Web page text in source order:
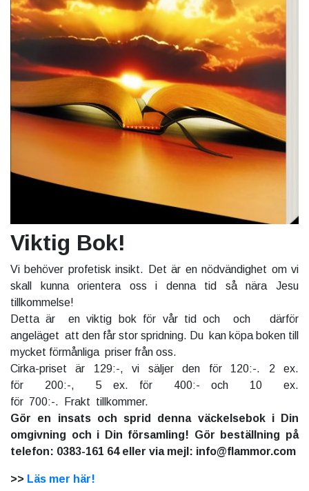
Viktig Bok!
Vi behöver profetisk insikt. Det är en nödvändighet om vi
skall kunna orientera oss i denna tid så nära Jesu
tillkommelse!
Detta är en viktig bok för vår tid och och därför
angeläget att den får stor spridning. Du kan köpa boken till
mycket förmånliga priser från oss.
Cirka-priset är 129:-, vi säljer den för 120:-. 2 ex.
för 200:-, 5 ex. för 400:- och 10 ex.
för 700:-. Frakt tillkommer.
Gör en insats och sprid denna väckelsebok i Din
omgivning och i Din församling! Gör beställning på
telefon: 0383-161 64 eller via mejl: info@flammor.com
>> Läs mer här!